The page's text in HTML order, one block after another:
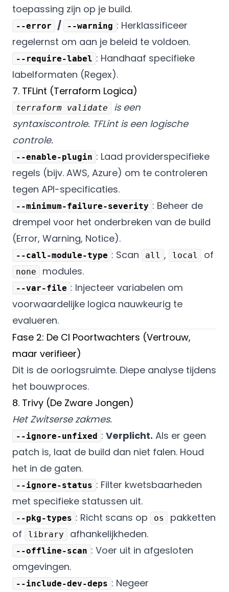
toepassing zijn op je build.
--error / --warning : Herklassificeer
regelernst om aan je beleid te voldoen.
--require-label : Handhaaf specifieke
labelformaten (Regex).
7. TFLint (Terraform Logica)
terraform validate
is een
syntaxiscontrole. TFLint is een logische
controle.
--enable-plugin : Laad providerspecifieke
regels (bijv. AWS, Azure) om te controleren
tegen API-specificaties.
--minimum-failure-severity : Beheer de
drempel voor het onderbreken van de build
(Error, Warning, Notice).
--call-module-type : Scan all , local of
none modules.
--var-file : Injecteer variabelen om
voorwaardelijke logica nauwkeurig te
evalueren.
Fase 2: De CI Poortwachters (Vertrouw,
maar verifieer)
Dit is de oorlogsruimte. Diepe analyse tijdens
het bouwproces.
8. Trivy (De Zware Jongen)
Het Zwitserse zakmes.
--ignore-unfixed : Verplicht. Als er geen
patch is, laat de build dan niet falen. Houd
het in de gaten.
--ignore-status : Filter kwetsbaarheden
met specifieke statussen uit.
--pkg-types : Richt scans op os
pakketten
of
library afhankelijkheden.
--offline-scan : Voer uit in afgesloten
omgevingen.
--include-dev-deps : Negeer